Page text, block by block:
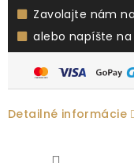
Zavolajte nám na
alebo napíšte na
Detailné informácie